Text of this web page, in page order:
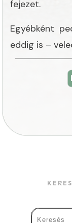
fejezet.
Egyébként
eddig is –